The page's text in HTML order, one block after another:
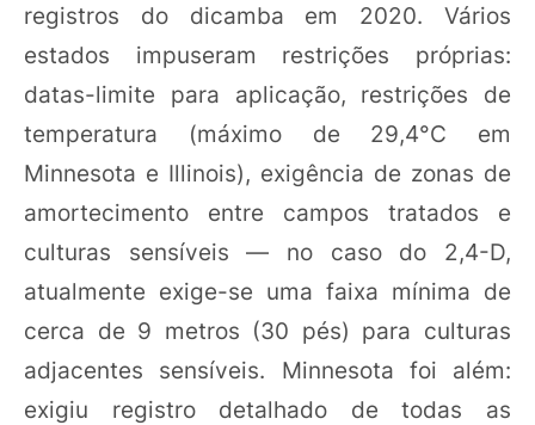
registros do dicamba em 2020. Vários
estados impuseram restrições próprias:
datas-limite para aplicação, restrições de
temperatura (máximo de 29,4°C em
Minnesota e Illinois), exigência de zonas de
amortecimento entre campos tratados e
culturas sensíveis — no caso do 2,4-D,
atualmente exige-se uma faixa mínima de
cerca de 9 metros (30 pés) para culturas
adjacentes sensíveis. Minnesota foi além:
exigiu registro detalhado de todas as